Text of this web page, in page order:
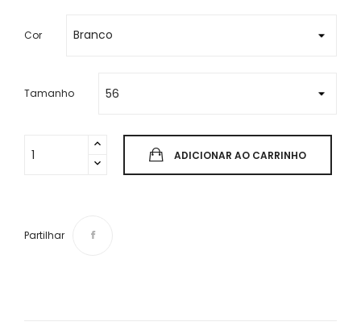
Cor
Tamanho
ADICIONAR AO CARRINHO
Partilhar